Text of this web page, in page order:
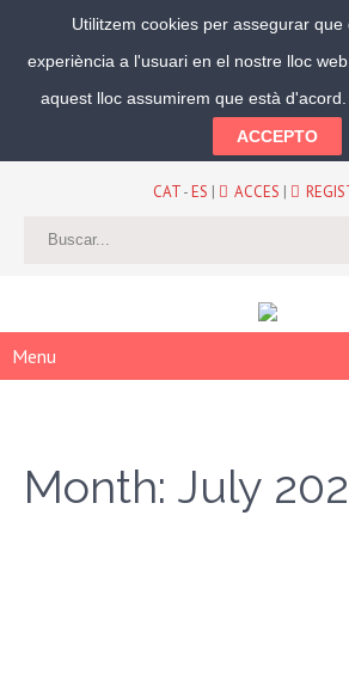
Segueix-nos:
CAT-ES | ACCES |
Menu
Month: July
Utilitzem cookies per assegurar
experiència a l'usuari en el nostre lloc
aquest lloc assumirem que està d'acord.
ACCEPTO